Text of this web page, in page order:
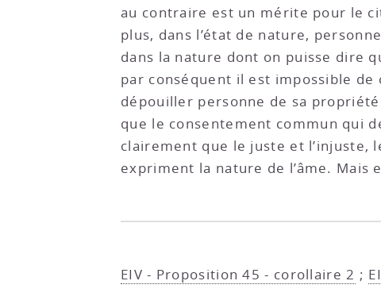
au contraire est un mérite pour le
plus, dans l’état de nature,
dans la nature dont on puisse dire
par conséquent il est impossible
dépouiller personne de sa propriété
que le consentement commun qui
clairement que le juste et l’injuste,
expriment la nature de l’âme. Mais
EIV - Proposition 45 - corollaire 2 ;